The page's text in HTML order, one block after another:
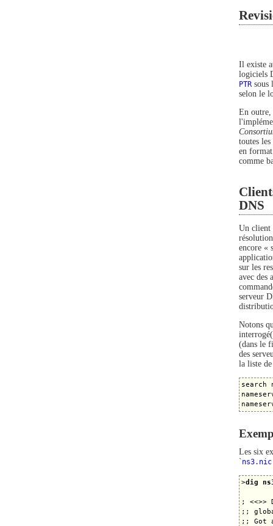
Il existe
logiciels
PTR sous
selon le
En outre,
toutes
en
comme
DNS
Un client
encore «
sur les
avec des
serveur
Notons
(dans le
des
la liste
search
Les six
`
>dig
; <<>>
;;
;; Got